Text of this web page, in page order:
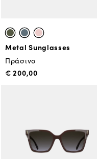
Metal Sunglasses
Πράσινο
€ 200,00